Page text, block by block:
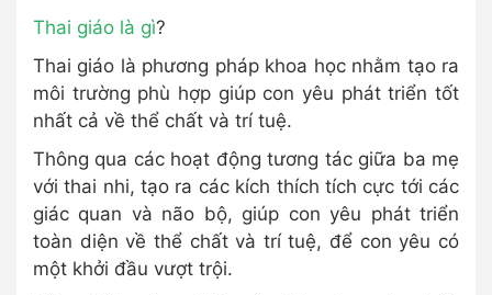
Thai giáo là gì?
Thai giáo là phương pháp khoa học nhằm tạo ra
môi trường phù hợp giúp con yêu phát triển tốt
nhất cả về thể chất và trí tuệ.
Thông qua các hoạt động tương tác giữa ba mẹ
với thai nhi, tạo ra các kích thích tích cực tới các
giác quan và não bộ, giúp con yêu phát triển
toàn diện về thể chất và trí tuệ, để con yêu có
một khởi đầu vượt trội.